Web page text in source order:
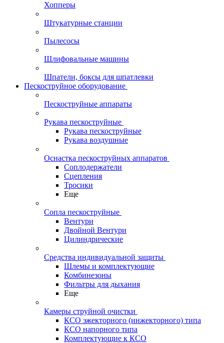
Хопперы
Штукатурные станции
Пылесосы
Шлифовальные машины
Шпатели, боксы для шпатлевки
Пескоструйное оборудование
Пескоструйные аппараты
Рукава пескоструйные
Рукава пескоструйные
Рукава воздушные
Оснастка пескоструйных аппаратов
Соплодержатели
Сцепления
Тросики
Еще
Сопла пескоструйные
Вентури
Двойной Вентури
Цилиндрические
Средства индивидуальной защиты
Шлемы и комплектующие
Комбинезоны
Фильтры для дыхания
Еще
Камеры струйной очистки
КСО эжекторного (инжекторного) типа
КСО напорного типа
Комплектующие к КСО